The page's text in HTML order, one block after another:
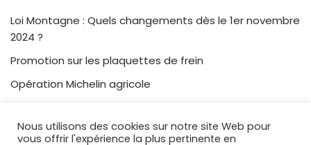
Loi Montagne : Quels changements dès le 1er novembre
2024 ?
Promotion sur les plaquettes de frein
Opération Michelin agricole
Nous utilisons des cookies sur notre site Web pour
vous offrir l'expérience la plus pertinente en